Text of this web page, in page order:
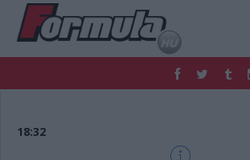
FORMULA
HAZAI
18:32